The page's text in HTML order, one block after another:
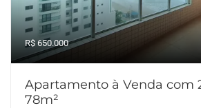
R$ 650.000
Apartamento à Venda com
78m²